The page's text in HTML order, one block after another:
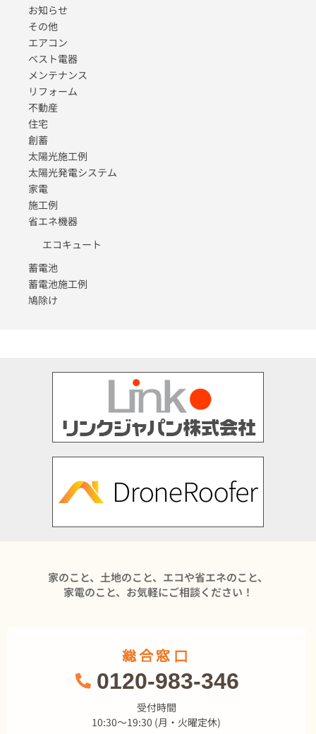
お知らせ
その他
エアコン
ベスト電器
メンテナンス
リフォーム
不動産
住宅
創蓄
太陽光施工例
太陽光発電システム
家電
施工例
省エネ機器
エコキュート
蓄電池
蓄電池施工例
鳩除け
家のこと、土地のこと、エコや省エネのこと、
家電のこと、お気軽にご相談ください！
総合窓口
0120-983-346
受付時間
10:30～19:30 (月・火曜定休)